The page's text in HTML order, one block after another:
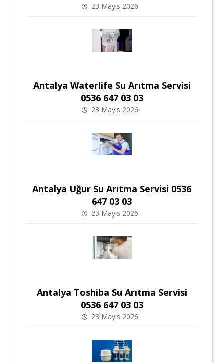
23 Mayıs 2026
Antalya Waterlife Su Arıtma Servisi
0536 647 03 03
23 Mayıs 2026
Antalya Uğur Su Arıtma Servisi 0536
647 03 03
23 Mayıs 2026
Antalya Toshiba Su Arıtma Servisi
0536 647 03 03
23 Mayıs 2026